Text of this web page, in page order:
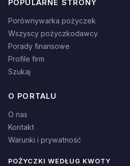
POPULARNE STRONY
Porównywarka pożyczek
Wszyscy pożyczkodawcy
Porady finansowe
Profile firm
Szukaj
O PORTALU
O nas
Kontakt
Warunki i prywatność
POŻYCZKI WEDŁUG KWOTY